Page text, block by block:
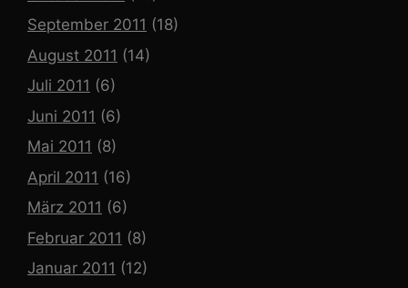
September 2011 (18)
August 2011 (14)
Juli 2011 (6)
Juni 2011 (6)
Mai 2011 (8)
April 2011 (16)
März 2011 (6)
Februar 2011 (8)
Januar 2011 (12)